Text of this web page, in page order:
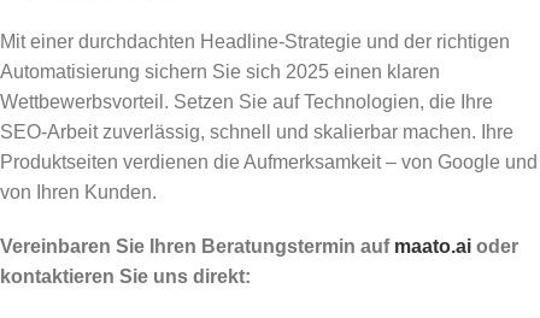
Mit einer durchdachten Headline-Strategie und der richtigen
Automatisierung sichern Sie sich 2025 einen klaren
Wettbewerbsvorteil. Setzen Sie auf Technologien, die Ihre
SEO-Arbeit zuverlässig, schnell und skalierbar machen. Ihre
Produktseiten verdienen die Aufmerksamkeit – von Google und
von Ihren Kunden.
Vereinbaren Sie Ihren Beratungstermin auf maato.ai oder
kontaktieren Sie uns direkt: